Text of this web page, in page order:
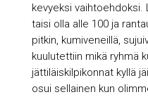
kevyeksi vaihtoehdoksi.
taisi olla alle 100 ja
pitkin, kumiveneillä,
kuulutettiin mikä ryhmä
jättiläiskilpikonnat kyllä
osui sellainen kun